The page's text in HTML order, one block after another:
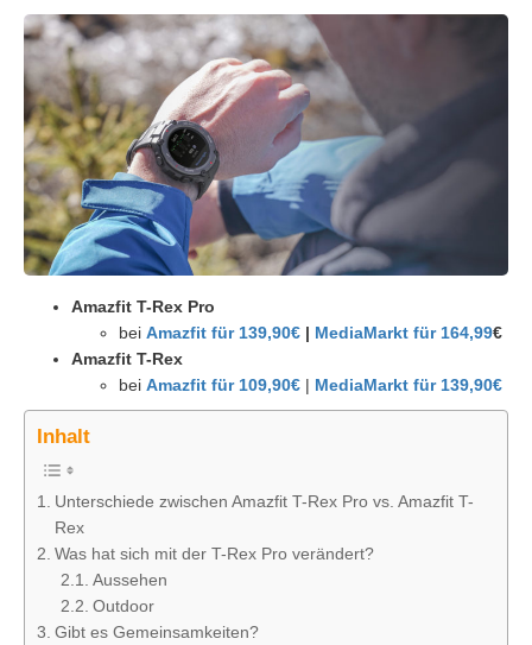
Amazfit T-Rex Pro
bei Amazfit für 139,90€ | MediaMarkt für 164,99€
Amazfit T-Rex
bei Amazfit für 109,90€ | MediaMarkt für 139,90€
Inhalt
Unterschiede zwischen Amazfit T-Rex Pro vs. Amazfit T-
Rex
Was hat sich mit der T-Rex Pro verändert?
Aussehen
Outdoor
Gibt es Gemeinsamkeiten?